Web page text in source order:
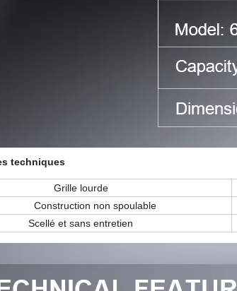
techniques
lourde
non spoulable
sans entretien